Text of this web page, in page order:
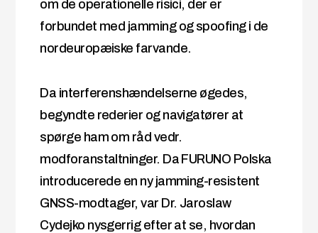
om de operationelle risici, der er
forbundet med jamming og spoofing i de
nordeuropæiske farvande.
Da interferenshændelserne øgedes,
begyndte rederier og navigatører at
spørge ham om råd vedr.
modforanstaltninger. Da FURUNO Polska
introducerede en ny jamming-resistent
GNSS-modtager, var Dr. Jaroslaw
Cydejko nysgerrig efter at se, hvordan